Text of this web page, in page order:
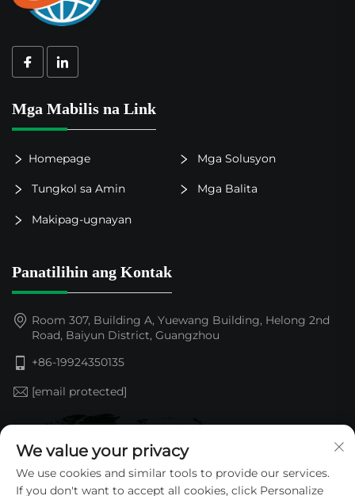
Mga Mabilis na Link
Homepage Mga Solusyon
Tungkol sa Amin Mga Balita
Makipag-ugnayan
Panatilihin ang Kontak
Room 307, Building A, Yuewang Building, Helong 2nd
Road, Baiyun District, Guangzhou
+86-19924350135
[email protected]
We value your privacy
We use cookies and similar tools to provide our services.
If you don't want to accept all cookies, click Personalize